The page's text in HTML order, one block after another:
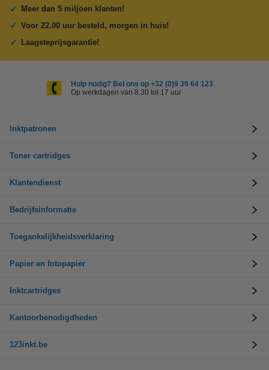
Meer dan 5 miljoen klanten!
Voor 22.00 uur besteld, morgen in huis!
Laagsteprijsgarantie!
Hulp nodig? Bel ons op +32 (0)9 39 64 123
Op werkdagen van 8.30 tot 17 uur
Inktpatronen
Toner cartridges
Klantendienst
Bedrijfsinformatie
Toegankelijkheidsverklaring
Papier en fotopapier
Inktcartridges
Kantoorbenodigdheden
123inkt.be